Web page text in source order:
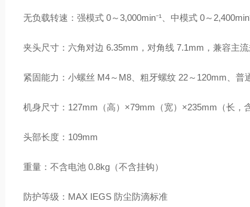
无负载转速：强模式 0～3,000min⁻¹、中模式 0～
夹头尺寸：六角对边 6.35mm，对角线 7.1mm，兼容主
紧固能力：小螺丝 M4～M8、粗牙螺纹 22～120mm、
机身尺寸：127mm（高）×79mm（宽）×235mm（长，
头部长度：109mm
重量：不含电池 0.8kg（不含挂钩）
防护等级：MAX IEGS 防尘防滴标准